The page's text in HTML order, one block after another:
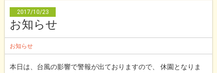
2017/10/23
お知らせ
お知らせ
本日は、台風の影響で警報が出ておりますので、 休園となりま